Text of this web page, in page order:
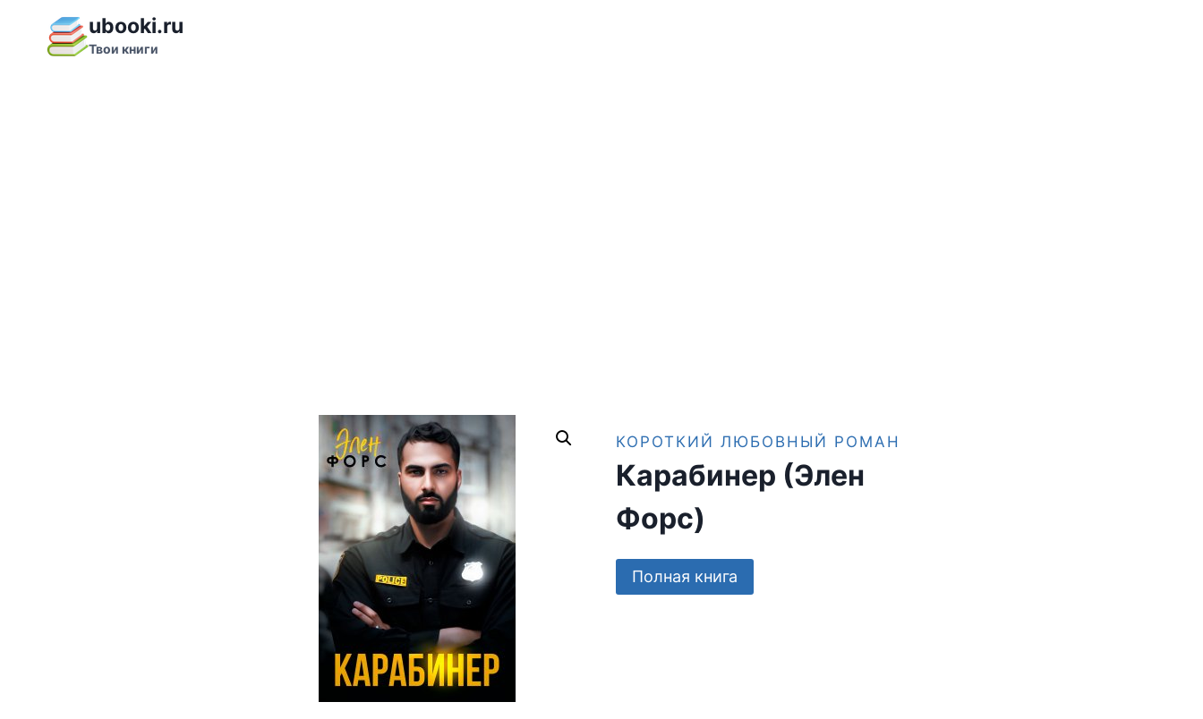
содержимому
ubooki.ru
Твои книги
КОРОТКИЙ ЛЮБОВНЫЙ РОМАН
Карабинер (Элен
Форс)
Полная книга